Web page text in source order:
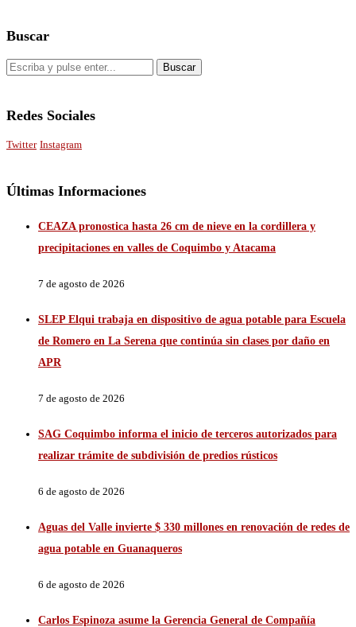
Buscar
Redes Sociales
Twitter Instagram
Últimas Informaciones
CEAZA pronostica hasta 26 cm de nieve en la cordillera y
precipitaciones en valles de Coquimbo y Atacama
7 de agosto de 2026
SLEP Elqui trabaja en dispositivo de agua potable para Escuela
de Romero en La Serena que continúa sin clases por daño en
APR
7 de agosto de 2026
SAG Coquimbo informa el inicio de terceros autorizados para
realizar trámite de subdivisión de predios rústicos
6 de agosto de 2026
Aguas del Valle invierte $ 330 millones en renovación de redes de
agua potable en Guanaqueros
6 de agosto de 2026
Carlos Espinoza asume la Gerencia General de Compañía